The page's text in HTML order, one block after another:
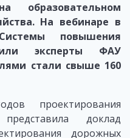
образовательном
На вебинаре в
повышения
эксперты ФАУ
стали свыше 160
проектирования
доклад
дорожных